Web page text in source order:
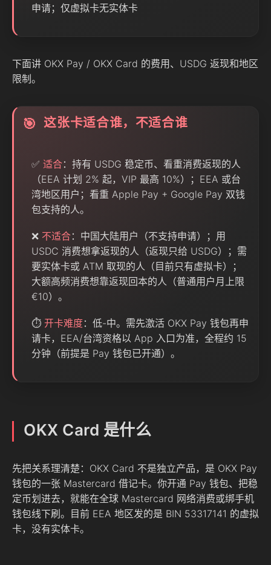
申请；仅虚拟卡无实体卡
下面讲 OKX Pay / OKX Card 的费用、USDG 返现和地区
限制。
🎯 这张卡适合谁，不适合谁
✅ 适合：持有 USDG 稳定币、看重消费返现的人
（EEA 计划 2% 起，VIP 最高 10%）；EEA 或台
湾地区用户；看重 Apple Pay + Google Pay 双钱
包支持的人。
❌ 不适合：中国大陆用户（不支持申请）；用
USDC 消费想拿返现的人（返现只给 USDG）；需
要实体卡或 ATM 取现的人（目前只有虚拟卡）；
大额高频消费想靠返现回本的人（普通用户月上限
€10）。
⏱️ 开卡难度：低-中。需先激活 OKX Pay 钱包再申
请卡，EEA/台湾资格以 App 入口为准，全程约 15
分钟（前提是 Pay 钱包已开通）。
OKX Card 是什么
先把关系理清楚：OKX Card 不是独立产品，是 OKX Pay
钱包的一张 Mastercard 借记卡。你开通 Pay 钱包、把稳
定币划进去，就能在全球 Mastercard 网络消费或绑手机
钱包线下刷。目前 EEA 地区发的是 BIN 53317141 的虚拟
卡，没有实体卡。